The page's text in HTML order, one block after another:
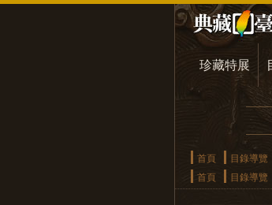
珍藏特展
首頁 目錄導覽
首頁
目錄導覽